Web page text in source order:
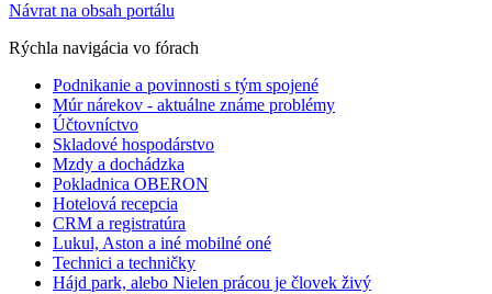
Návrat na obsah portálu
Rýchla navigácia vo fórach
Podnikanie a povinnosti s tým spojené
Múr nárekov - aktuálne známe problémy
Účtovníctvo
Skladové hospodárstvo
Mzdy a dochádzka
Pokladnica OBERON
Hotelová recepcia
CRM a registratúra
Lukul, Aston a iné mobilné oné
Technici a techničky
Hájd park, alebo Nielen prácou je človek živý